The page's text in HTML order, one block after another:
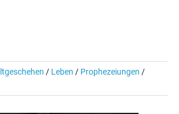
/ Leben / Prophezeiungen /